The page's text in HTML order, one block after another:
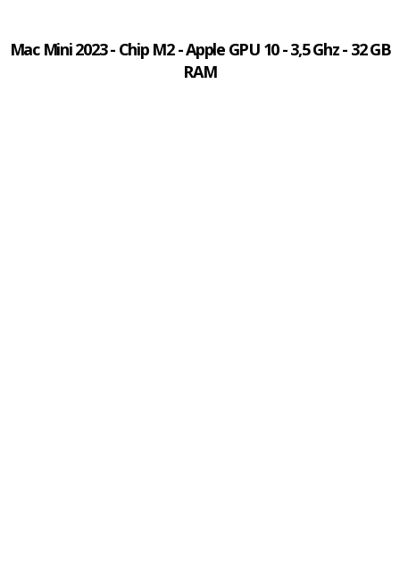
Mac Mini 2023 - Chip M2 - Apple GPU 10 - 3,5 Ghz - 32 GB
RAM